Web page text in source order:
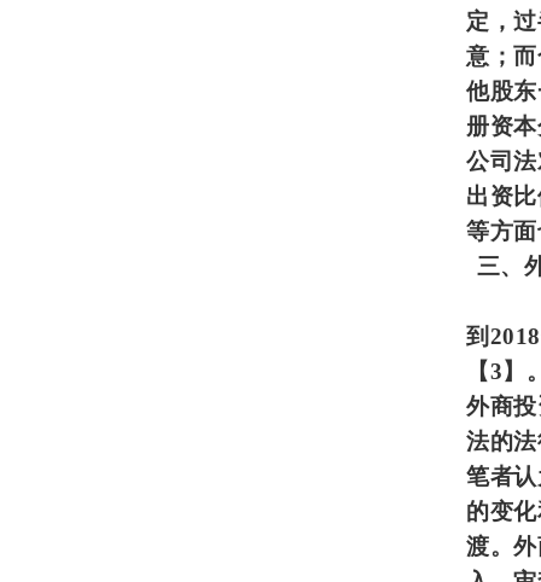
定，
意；
他股
册资
公司
出资
等方
三、
到
【3】
外商
法的
笔者
的变
渡。